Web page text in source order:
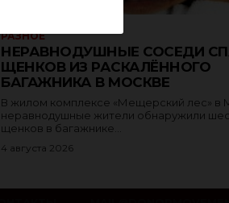
РАЗНОЕ
НЕРАВНОДУШНЫЕ СОСЕДИ
ЩЕНКОВ ИЗ РАСКАЛЁННОГО
БАГАЖНИКА В МОСКВЕ
В жилом комплексе «Мещерский лес» в
неравнодушные жители обнаружили
щенков в багажнике...
4 августа 2026